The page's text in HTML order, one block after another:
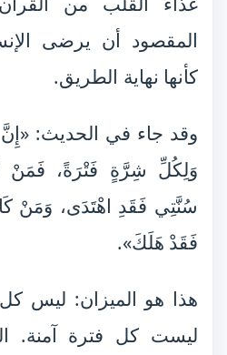
المقصود أن يرضى
كأنها نهاية الطريق.
وقد جاء في الحديث:
وَلِكُلِّ شِرَّةٍ فَتْرَةً، فَمَنْ
سُنَّتِي فَقَدِ اهْتَدَى، وَمَنْ
فَقَدْ هَلَكَ».
هذا هو الميزان: ليس كل
ليست كل فترة آمنة.